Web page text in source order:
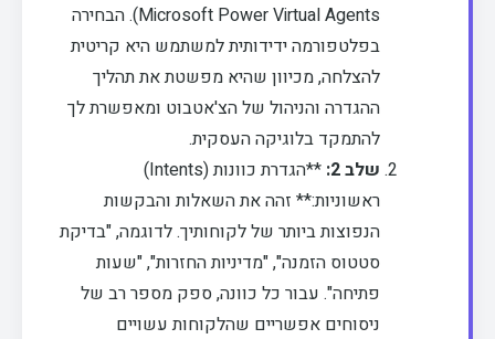
Microsoft Power Virtual Agents). הבחירה
בפלטפורמה ידידותית למשתמש היא קריטית
להצלחה, מכיוון שהיא מפשטת את תהליך
ההגדרה והניהול של הצ'אטבוט ומאפשרת לך
להתמקד בלוגיקה העסקית.
שלב 2:
**הגדרת כוונות (Intents)
ראשוניות:** זהה את השאלות והבקשות
הנפוצות ביותר של לקוחותיך. לדוגמה, "בדיקת
סטטוס הזמנה", "מדיניות החזרות", "שעות
פתיחה". עבור כל כוונה, ספק מספר רב של
ניסוחים אפשריים שהלקוחות עשויים